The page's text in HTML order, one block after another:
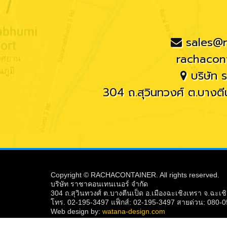
บริษัท ร
304 ถ.สุวินทวงศ์ ต.บางตีน
Copyright © RACHACONTAINER. All rights reserved.
บริษัท ราชาคอนเทนเนอร์ จำกัด
304 ถ.สุวินทวงศ์ ต.บางตีนเป็ด อ.เมืองฉะเชิงเทรา จ.ฉะเ
โทร. 02-195-3497 แฟ็กส์: 02-195-3497 สายด่วน: 080-
Web design by:watana-design.com